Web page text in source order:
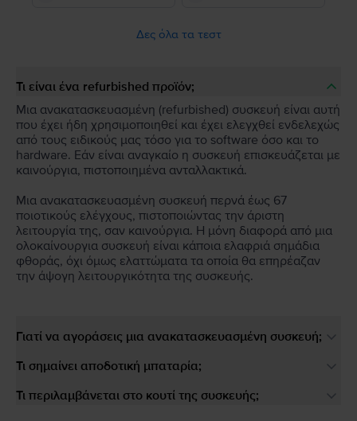
Δες όλα τα τεστ
Τι είναι ένα refurbished προϊόν;
Μια ανακατασκευασμένη (refurbished) συσκευή είναι αυτή
που έχει ήδη χρησιμοποιηθεί και έχει ελεγχθεί ενδελεχώς
από τους ειδικούς μας τόσο για το software όσο και το
hardware. Εάν είναι αναγκαίο η συσκευή επισκευάζεται με
καινούργια, πιστοποιημένα ανταλλακτικά.
Μια ανακατασκευασμένη συσκευή περνά έως 67
ποιοτικούς ελέγχους, πιστοποιώντας την άριστη
λειτουργία της, σαν καινούργια. Η μόνη διαφορά από μια
ολοκαίνουργια συσκευή είναι κάποια ελαφριά σημάδια
φθοράς, όχι όμως ελαττώματα τα οποία θα επηρέαζαν
την άψογη λειτουργικότητα της συσκευής.
Γιατί να αγοράσεις μια ανακατασκευασμένη συσκευή;
Τι σημαίνει αποδοτική μπαταρία;
Τι περιλαμβάνεται στο κουτί της συσκευής;